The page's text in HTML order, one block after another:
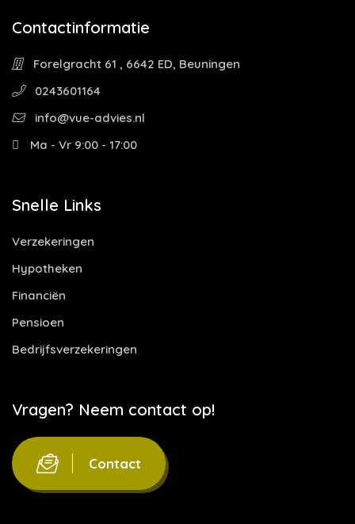
Contactinformatie
Forelgracht 61 , 6642 ED, Beuningen
0243601164
info@vue-advies.nl
Ma - Vr 9:00 - 17:00
Snelle Links
Verzekeringen
Hypotheken
Financiën
Pensioen
Bedrijfsverzekeringen
Vragen? Neem contact op!
Contact